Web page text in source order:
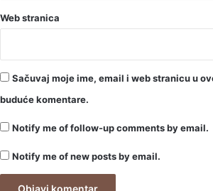
Web stranica
Sačuvaj moje ime, email i web stranicu u
buduće komentare.
Notify me of follow-up comments by email.
Notify me of new posts by email.